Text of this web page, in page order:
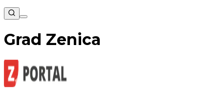
Grad Zenica